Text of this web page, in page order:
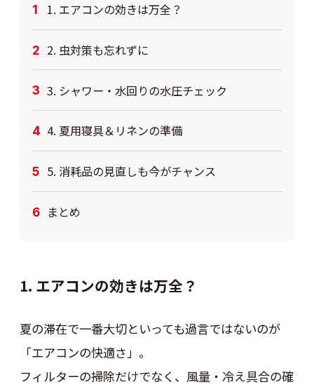
1. エアコンの効きは万全？
2. 虫対策も忘れずに
3. シャワー・水回りの水圧チェック
4. 夏用寝具＆リネンの準備
5. 消耗品の見直しも今がチャンス
まとめ
1. エアコンの効きは万全？
夏の滞在で一番大切といっても過言ではないのが
「エアコンの快適さ」。
フィルターの掃除だけでなく、風量・冷え具合の確